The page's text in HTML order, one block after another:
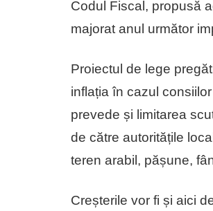
Codul Fiscal, propusă
majorat anul următor
Proiectul de lege
inflația în cazul
prevede și limitarea
de către autoritățile
teren arabil, pășune,
Creșterile vor fi și aici